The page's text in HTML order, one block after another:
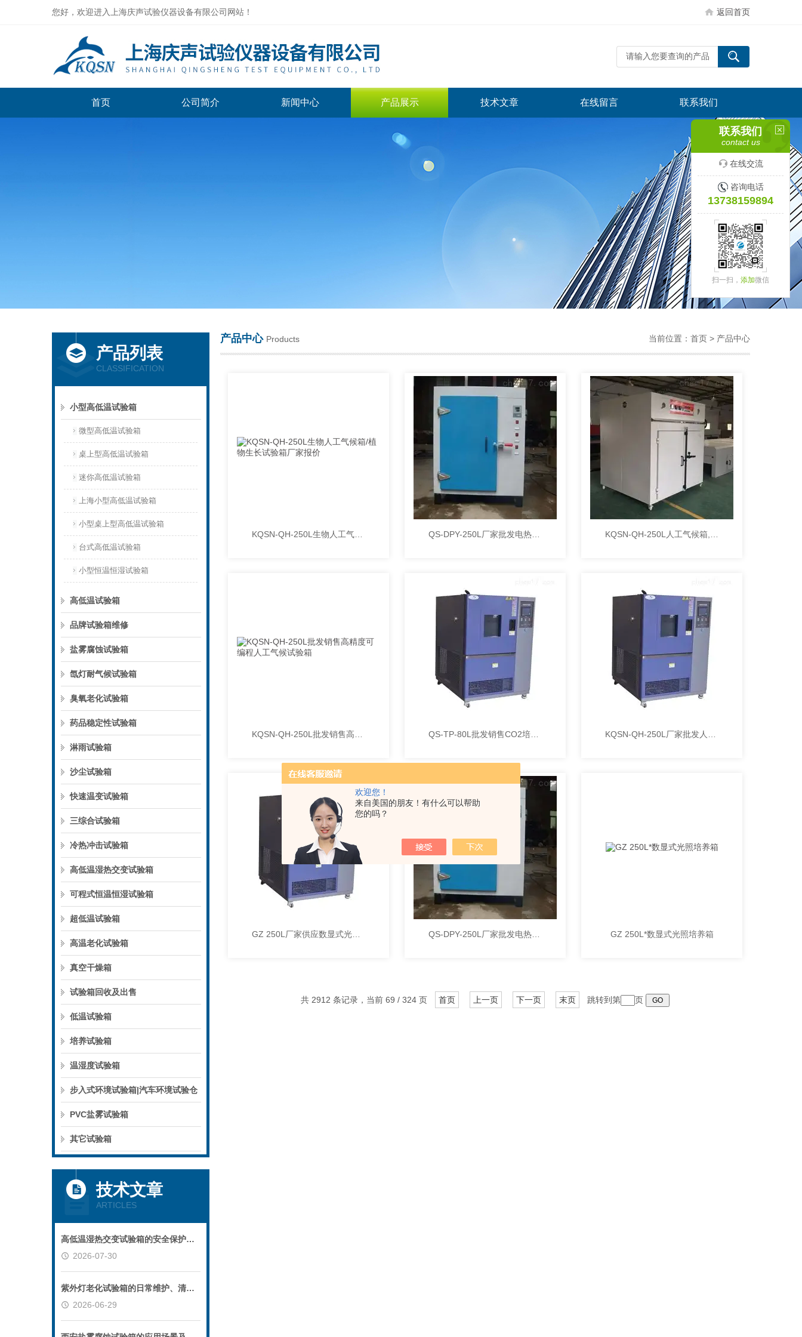
欢迎您！
来自美国的朋友！有什么可以帮助
您的吗？
您好，欢迎进入上海庆声试验仪器设备有限公司网站！ 返回首页
首页 公司简介 新闻中心 产品展示 技术文章 在线留言 联系我们
产品列表
CLASSIFICATION
小型高低温试验箱
微型高低温试验箱
桌上型高低温试验箱
迷你高低温试验箱
上海小型高低温试验箱
小型桌上型高低温试验箱
台式高低温试验箱
小型恒温恒湿试验箱
高低温试验箱
品牌试验箱维修
盐雾腐蚀试验箱
氙灯耐气候试验箱
臭氧老化试验箱
药品稳定性试验箱
淋雨试验箱
沙尘试验箱
快速温变试验箱
三综合试验箱
冷热冲击试验箱
高低温湿热交变试验箱
可程式恒温恒湿试验箱
超低温试验箱
高温老化试验箱
真空干燥箱
试验箱回收及出售
低温试验箱
培养试验箱
温湿度试验箱
步入式环境试验箱|汽车环境试验仓
PVC盐雾试验箱
其它试验箱
技术文章
ARTICLES
高低温湿热交变试验箱的安全保护系统功能校验指南
2026-07-30
紫外灯老化试验箱的日常维护、清洁与安全操作规范
2026-06-29
产品中心 Products 当前位置： 首页 > 产品中心
GZ 250L*数显式光照培养箱
共 2912 条记录，当前 69 / 324 页 首页 上一页 下一页 末页 跳转到第 页
联系我们
contact us
在线交流
咨询电话
13738159894
扫一扫， 添加微信